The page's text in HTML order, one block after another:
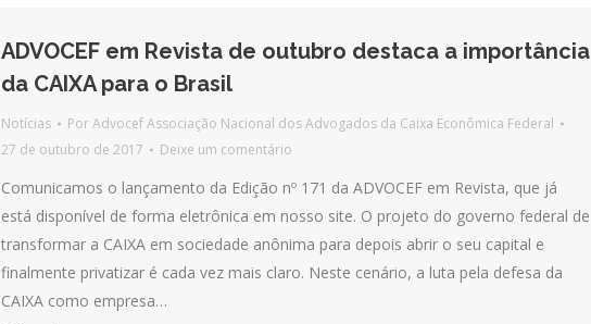
ADVOCEF em Revista de outubro destaca a importância
da CAIXA para o Brasil
Notícias PorAdvocef Associação Nacional dos Advogados da Caixa Econômica Federal
27 de outubro de 2017
Deixe um comentário
Comunicamos o lançamento da Edição nº 171 da ADVOCEF em Revista, que já
está disponível de forma eletrônica em nosso site. O projeto do governo federal de
transformar a CAIXA em sociedade anônima para depois abrir o seu capital e
finalmente privatizar é cada vez mais claro. Neste cenário, a luta pela defesa da
CAIXA como empresa…